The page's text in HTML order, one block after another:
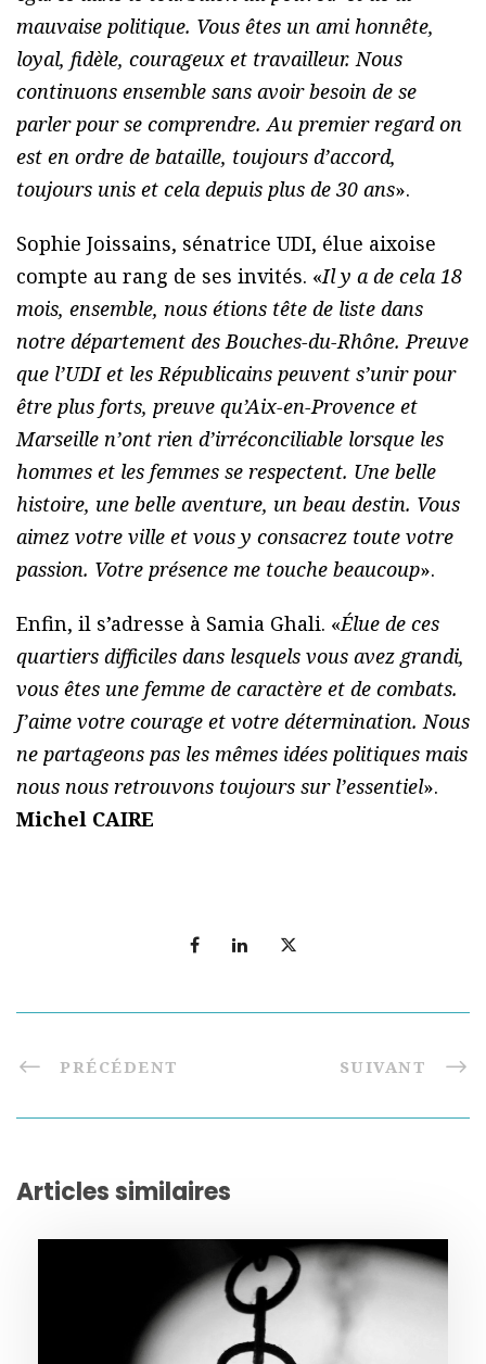
mauvaise politique. Vous êtes un ami honnête,
loyal, fidèle, courageux et travailleur. Nous
continuons ensemble sans avoir besoin de se
parler pour se comprendre. Au premier regard on
est en ordre de bataille, toujours d’accord,
toujours unis et cela depuis plus de 30 ans».
Sophie Joissains, sénatrice UDI, élue aixoise
compte au rang de ses invités. «Il y a de cela 18
mois, ensemble, nous étions tête de liste dans
notre département des Bouches-du-Rhône. Preuve
que l’UDI et les Républicains peuvent s’unir pour
être plus forts, preuve qu’Aix-en-Provence et
Marseille n’ont rien d’irréconciliable lorsque les
hommes et les femmes se respectent. Une belle
histoire, une belle aventure, un beau destin. Vous
aimez votre ville et vous y consacrez toute votre
passion. Votre présence me touche beaucoup».
Enfin, il s’adresse à Samia Ghali. «Élue de ces
quartiers difficiles dans lesquels vous avez grandi,
vous êtes une femme de caractère et de combats.
J’aime votre courage et votre détermination. Nous
ne partageons pas les mêmes idées politiques mais
nous nous retrouvons toujours sur l’essentiel».
Michel CAIRE
PRÉCÉDENT SUIVANT
Articles similaires